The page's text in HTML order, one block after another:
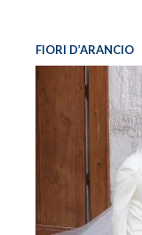
FIORI D’ARANCIO